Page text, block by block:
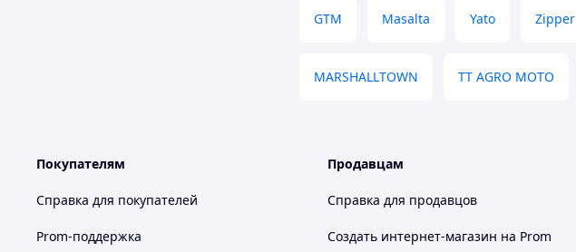
GTM Masalta Yato Zipper
MARSHALLTOWN TT AGRO MOTO
Покупателям
Справка для покупателей
Prom-поддержка
Продавцам
Справка для продавцов
Создать интернет-магазин на Prom